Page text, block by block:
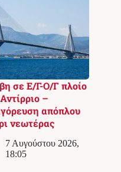
σε Ε/Γ-Ο/Γ πλοίο
–
απόπλου
νεωτέρας
7 Αυγούστου 2026,
18:05